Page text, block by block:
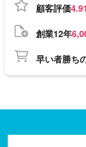
顧客評価4.91
創業12年
早い者勝ち